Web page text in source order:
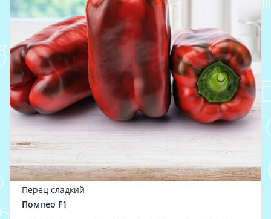
Перец сладкий
Помпео F1